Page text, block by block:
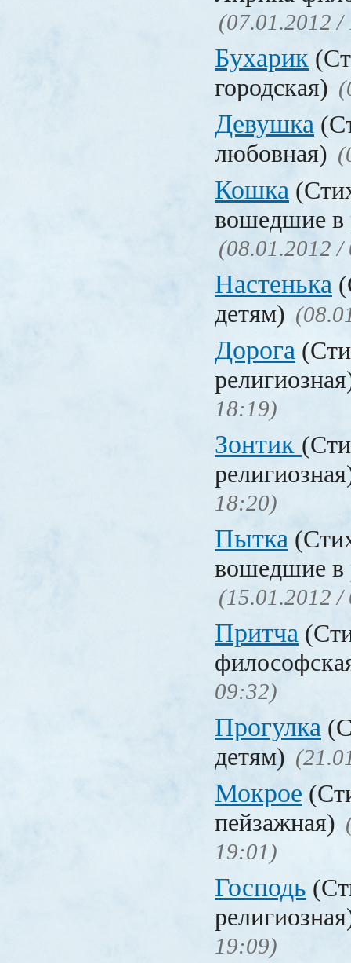
(07.01.2012 /
Бухарик
городская)
Девушка
любовная)
Кошка
вошедшие в
(08.01.2012 /
Настенька
детям)
Дорога
18:19)
Зонтик
18:20)
Пытка
вошедшие в
(15.01.2012 /
Притча
09:32)
Прогулка
детям)
Мокрое
пейзажная)
19:01)
Господь
19:09)